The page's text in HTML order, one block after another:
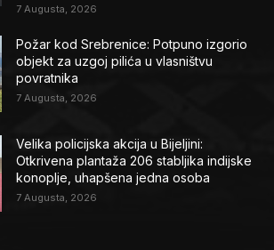
7 Augusta, 2026
Požar kod Srebrenice: Potpuno izgorio
objekt za uzgoj pilića u vlasništvu
povratnika
7 Augusta, 2026
Velika policijska akcija u Bijeljini:
Otkrivena plantaža 206 stabljika indijske
konoplje, uhapšena jedna osoba
7 Augusta, 2026